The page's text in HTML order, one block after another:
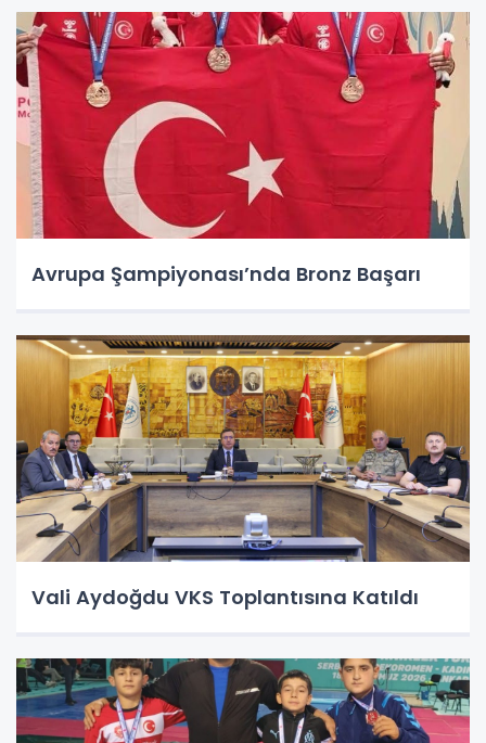
Avrupa Şampiyonası’nda Bronz Başarı
Vali Aydoğdu VKS Toplantısına Katıldı